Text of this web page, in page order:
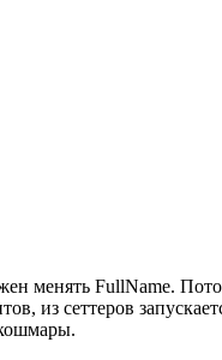
менять FullName.
сеттеров